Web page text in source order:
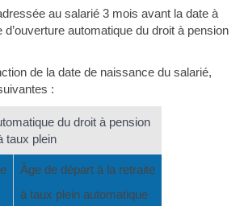
au salarié 3 mois avant la date à
d’ouverture automatique du droit à pension
de la date de naissance du salarié,
:
du droit à pension
taux plein
Âge de départ à la retraite
à taux plein automatique